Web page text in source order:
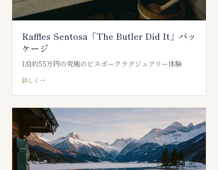
Raffles Sentosa「The Butler Did It」パッ
ケージ
1泊約55万円の究極のビスポークラグジュアリー体験
詳しく →